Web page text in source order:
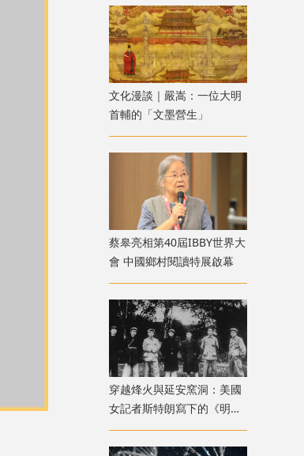
文化漫談｜嚴嵩：一位大明
首輔的「文墨營生」
蔡皋亮相第40屆IBBY世界大
會 中國鄉村閱讀特展啟幕
穿越烽火與延安窯洞：美國
女記者斯特朗寫下的《明日
中國》